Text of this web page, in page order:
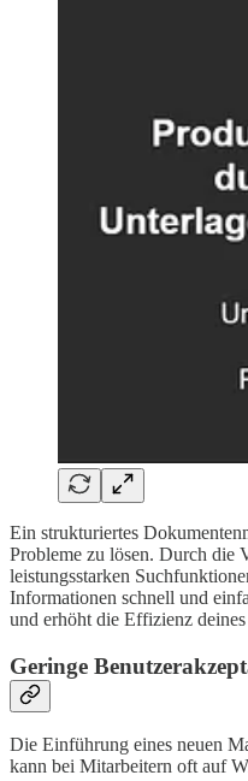
Ein strukturiertes
Probleme zu lösen. Durch die
leistungsstarken
Informationen schnell und
und erhöht die Effizienz deines
Geringe
Die Einführung eines neuen
kann bei Mitarbeitern oft auf